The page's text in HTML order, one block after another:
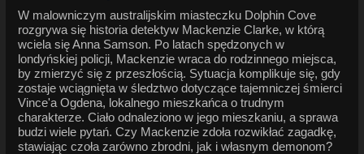
W malowniczym australijskim miasteczku Dolphin Cove
rozgrywa się historia detektyw Mackenzie Clarke, w którą
wciela się Anna Samson. Po latach spędzonych w
londyńskiej policji, Mackenzie wraca do rodzinnego miejsca,
by zmierzyć się z przeszłością. Sytuacja komplikuje się, gdy
zostaje wciągnięta w śledztwo dotyczące tajemniczej śmierci
Vince'a Ogdena, lokalnego mieszkańca o trudnym
charakterze. Ciało odnaleziono w jego mieszkaniu, a sprawa
budzi wiele pytań. Czy Mackenzie zdoła rozwikłać zagadkę,
stawiając czoła zarówno zbrodni, jak i własnym demonom?